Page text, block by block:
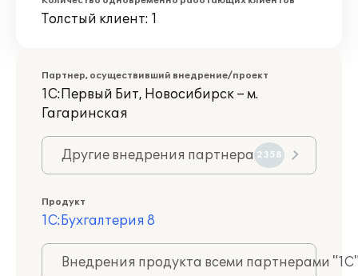
Толстый клиент: 1
Партнер, осуществивший внедрение/проект
1С:Первый Бит, Новосибирск – м.
Гагаринская
Другие внедрения партнера 2358
Продукт
1С:Бухгалтерия 8
Внедрения продукта всеми партнерами